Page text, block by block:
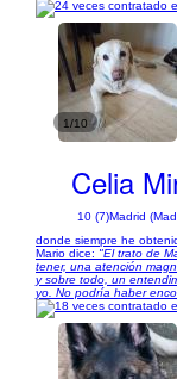
1/10
Celia
10 (7)Madrid
donde siempre he
Mario dice: "El trato de
tener, una atención
y sobre todo, un
yo. No podría haber